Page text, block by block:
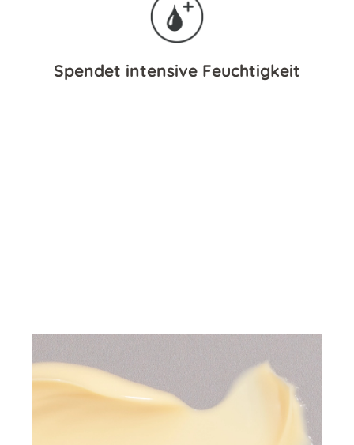
Spendet intensive Feuchtigkeit